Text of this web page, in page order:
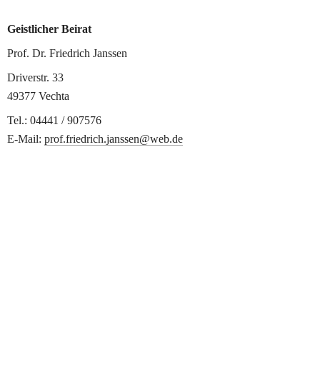
Prof. Dr. Friedrich Janssen
Driverstr. 33
49377 Vechta
Tel.: 04441 / 907576
E-Mail: prof.friedrich.janssen@web.de